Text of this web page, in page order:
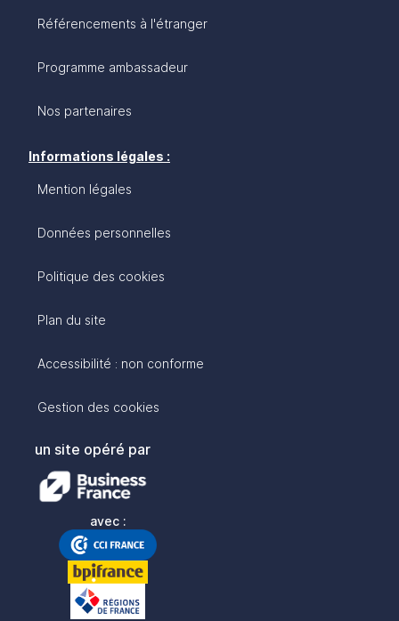
Référencements à l'étranger
Programme ambassadeur
Nos partenaires
Informations légales :
Mention légales
Données personnelles
Politique des cookies
Plan du site
Accessibilité : non conforme
Gestion des cookies
un site opéré par
avec :